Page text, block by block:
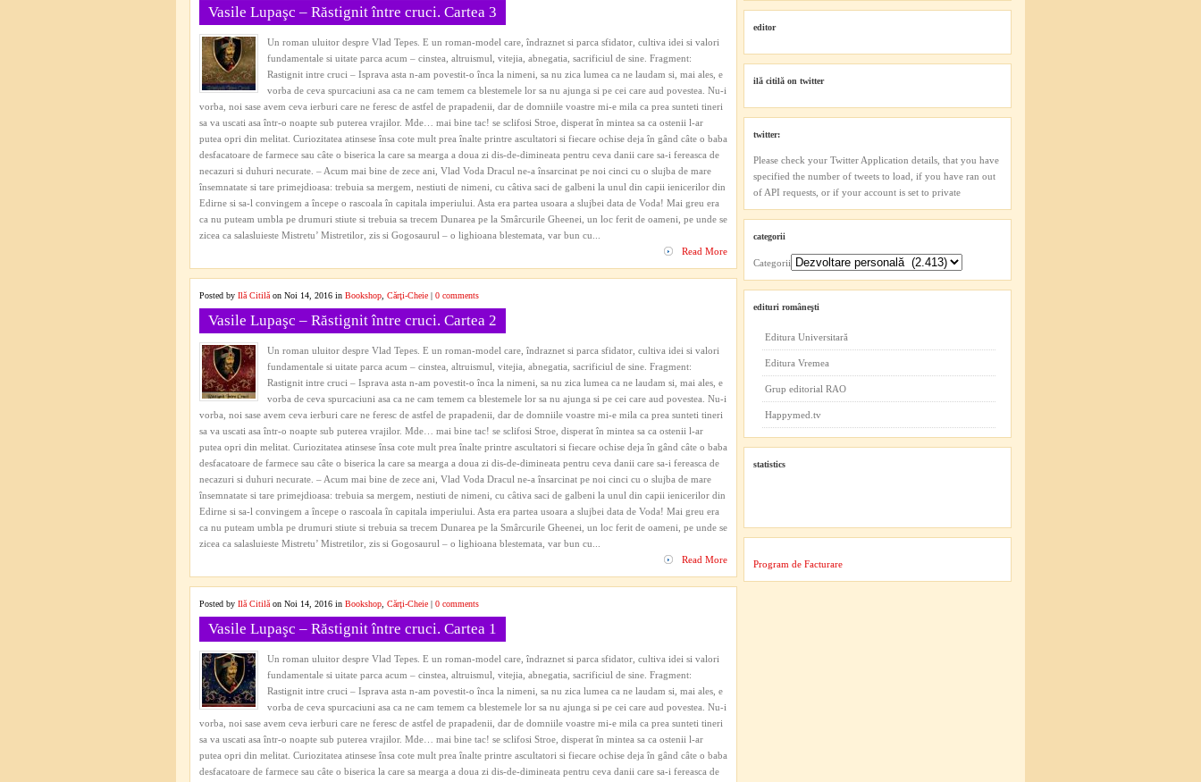
Vasile Lupaşc – Răstignit între cruci. Cartea 3
Un roman uluitor despre Vlad Tepes. E un roman-model care, îndraznet si parca sfidator, cultiva idei si valori
fundamentale si uitate parca acum – cinstea, altruismul, vitejia, abnegatia, sacrificiul de sine. Fragment:
Rastignit intre cruci – Isprava asta n-am povestit-o înca la nimeni, sa nu zica lumea ca ne laudam si, mai ales, e
vorba de ceva spurcaciuni asa ca ne cam temem ca blestemele lor sa nu ajunga si pe cei care aud povestea. Nu-i
vorba, noi sase avem ceva ierburi care ne feresc de astfel de prapadenii, dar de domniile voastre mi-e mila ca prea sunteti tineri
sa va uscati asa într-o noapte sub puterea vrajilor. Mde… mai bine tac! se sclifosi Stroe, disperat în mintea sa ca ostenii l-ar
putea opri din melitat. Curiozitatea atinsese însa cote mult prea înalte printre ascultatori si fiecare ochise deja în gând câte o baba
desfacatoare de farmece sau câte o biserica la care sa mearga a doua zi dis-de-dimineata pentru ceva danii care sa-i fereasca de
necazuri si duhuri necurate. – Acum mai bine de zece ani, Vlad Voda Dracul ne-a însarcinat pe noi cinci cu o slujba de mare
însemnatate si tare primejdioasa: trebuia sa mergem, nestiuti de nimeni, cu câtiva saci de galbeni la unul din capii ienicerilor din
Edirne si sa-l convingem a începe o rascoala în capitala imperiului. Asta era partea usoara a slujbei data de Voda! Mai greu era
ca nu puteam umbla pe drumuri stiute si trebuia sa trecem Dunarea pe la Smârcurile Gheenei, un loc ferit de oameni, pe unde se
zicea ca salasluieste Mistretu’ Mistretilor, zis si Gogosaurul – o lighioana blestemata, var bun cu...
Read More
Posted by Ilă Citilă on Noi 14, 2016 in Bookshop Cărţi-Cheie | 0 comments
Vasile Lupaşc – Răstignit între cruci. Cartea 2
Un roman uluitor despre Vlad Tepes. E un roman-model care, îndraznet si parca sfidator, cultiva idei si valori
fundamentale si uitate parca acum – cinstea, altruismul, vitejia, abnegatia, sacrificiul de sine. Fragment:
Rastignit intre cruci – Isprava asta n-am povestit-o înca la nimeni, sa nu zica lumea ca ne laudam si, mai ales, e
vorba de ceva spurcaciuni asa ca ne cam temem ca blestemele lor sa nu ajunga si pe cei care aud povestea. Nu-i
vorba, noi sase avem ceva ierburi care ne feresc de astfel de prapadenii, dar de domniile voastre mi-e mila ca prea sunteti tineri
sa va uscati asa într-o noapte sub puterea vrajilor. Mde… mai bine tac! se sclifosi Stroe, disperat în mintea sa ca ostenii l-ar
putea opri din melitat. Curiozitatea atinsese însa cote mult prea înalte printre ascultatori si fiecare ochise deja în gând câte o baba
desfacatoare de farmece sau câte o biserica la care sa mearga a doua zi dis-de-dimineata pentru ceva danii care sa-i fereasca de
necazuri si duhuri necurate. – Acum mai bine de zece ani, Vlad Voda Dracul ne-a însarcinat pe noi cinci cu o slujba de mare
însemnatate si tare primejdioasa: trebuia sa mergem, nestiuti de nimeni, cu câtiva saci de galbeni la unul din capii ienicerilor din
Edirne si sa-l convingem a începe o rascoala în capitala imperiului. Asta era partea usoara a slujbei data de Voda! Mai greu era
ca nu puteam umbla pe drumuri stiute si trebuia sa trecem Dunarea pe la Smârcurile Gheenei, un loc ferit de oameni, pe unde se
zicea ca salasluieste Mistretu’ Mistretilor, zis si Gogosaurul – o lighioana blestemata, var bun cu...
Read More
Posted by Ilă Citilă on Noi 14, 2016 in Bookshop Cărţi-Cheie | 0 comments
Vasile Lupaşc – Răstignit între cruci. Cartea 1
Un roman uluitor despre Vlad Tepes. E un roman-model care, îndraznet si parca sfidator, cultiva idei si valori
fundamentale si uitate parca acum – cinstea, altruismul, vitejia, abnegatia, sacrificiul de sine. Fragment:
Rastignit intre cruci – Isprava asta n-am povestit-o înca la nimeni, sa nu zica lumea ca ne laudam si, mai ales, e
vorba de ceva spurcaciuni asa ca ne cam temem ca blestemele lor sa nu ajunga si pe cei care aud povestea. Nu-i
vorba, noi sase avem ceva ierburi care ne feresc de astfel de prapadenii, dar de domniile voastre mi-e mila ca prea sunteti tineri
sa va uscati asa într-o noapte sub puterea vrajilor. Mde… mai bine tac! se sclifosi Stroe, disperat în mintea sa ca ostenii l-ar
putea opri din melitat. Curiozitatea atinsese însa cote mult prea înalte printre ascultatori si fiecare ochise deja în gând câte o baba
desfacatoare de farmece sau câte o biserica la care sa mearga a doua zi dis-de-dimineata pentru ceva danii care sa-i fereasca de
editor
ilă citilă on twitter
twitter:
Please check your Twitter Application details, that you have
specified the number of tweets to load, if you have ran out
of API requests, or if your account is set to private
categorii
Categorii
edituri româneşti
Editura Universitară
Editura Vremea
Grup editorial RAO
Happymed.tv
statistics
Program de Facturare